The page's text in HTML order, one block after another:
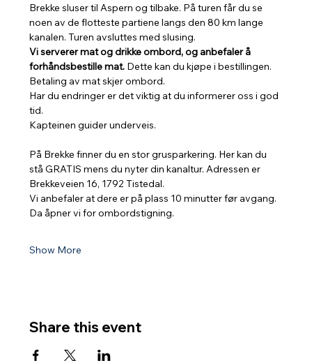
Brekke sluser til Aspern og tilbake. På turen får du se
noen av de flotteste partiene langs den 80 km lange
kanalen. Turen avsluttes med slusing.
Vi serverer mat og drikke ombord, og anbefaler å
forhåndsbestille mat. Dette kan du kjøpe i bestillingen.
Betaling av mat skjer ombord.
Har du endringer er det viktig at du informerer oss i god
tid.
Kapteinen guider underveis.
På Brekke finner du en stor grusparkering. Her kan du
stå GRATIS mens du nyter din kanaltur. Adressen er
Brekkeveien 16, 1792 Tistedal.
Vi anbefaler at dere er på plass 10 minutter før avgang.
Da åpner vi for ombordstigning.
Show More
Share this event